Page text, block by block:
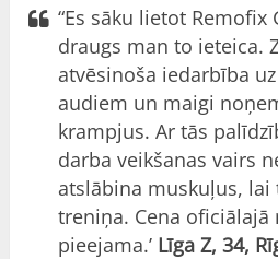
“Es sāku lietot Remofix
draugs man to ieteica.
atvēsinoša iedarbība
audiem un maigi
krampjus. Ar tās
darba veikšanas vairs
atslābina muskuļus, lai
treniņa. Cena
pieejama.’ Līga Z, 34,